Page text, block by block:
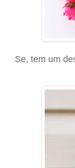
Se, tem um